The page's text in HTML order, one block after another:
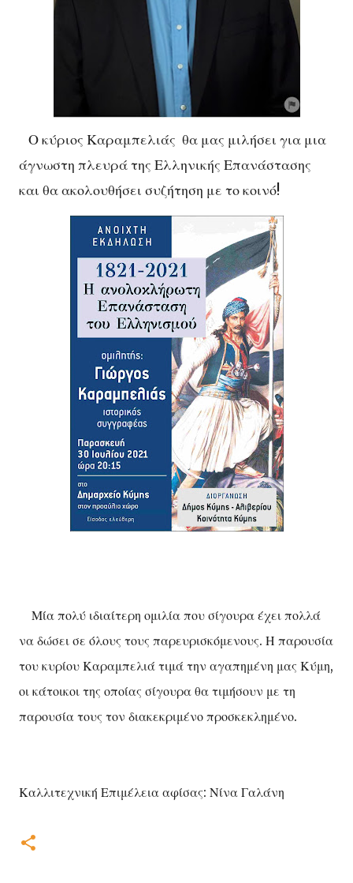
Ο κύριος Καραμπελιάς θα μας μιλήσει για μια
άγνωστη πλευρά της Ελληνικής Επανάστασης
και θα ακολουθήσει συζήτηση με το κοινό!
Μία πολύ ιδιαίτερη ομιλία που σίγουρα έχει πολλά
να δώσει σε όλους τους παρευρισκόμενους. Η παρουσία
του κυρίου Καραμπελιά τιμά την αγαπημένη μας Κύμη,
οι κάτοικοι της οποίας σίγουρα θα τιμήσουν με τη
παρουσία τους τον διακεκριμένο προσκεκλημένο.
Καλλιτεχνική Επιμέλεια αφίσας: Νίνα Γαλάνη